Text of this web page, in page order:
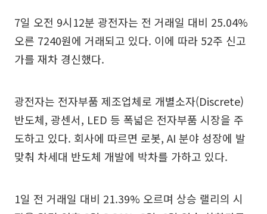
7일 오전 9시12분 광전자는 전 거래일 대비 25.04%
오른 7240원에 거래되고 있다. 이에 따라 52주 신고
가를 재차 경신했다.
광전자는 전자부품 제조업체로 개별소자(Discrete)
반도체, 광센서, LED 등 폭넓은 전자부품 시장을 주
도하고 있다. 회사에 따르면 로봇, AI 분야 성장에 발
맞춰 차세대 반도체 개발에 박차를 가하고 있다.
1일 전 거래일 대비 21.39% 오르며 상승 랠리의 시